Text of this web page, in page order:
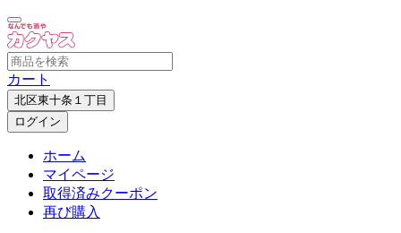
カート
北区東十条１丁目
ログイン
ホーム
マイページ
取得済みクーポン
再び購入